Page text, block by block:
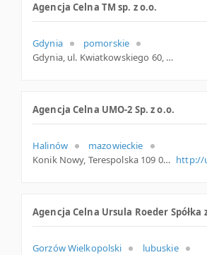
Agencja Celna TM sp. z o.o.
Gdynia
pomorskie
Gdynia, ul. Kwiatkowskiego 60, pomorskie
Agencja Celna UMO-2 Sp. z o.o.
Halinów
mazowieckie
Konik Nowy, Terespolska 109 05-074 Halinów Polska http://
Agencja Celna Ursula Roeder Spółka
Gorzów Wielkopolski
lubuskie